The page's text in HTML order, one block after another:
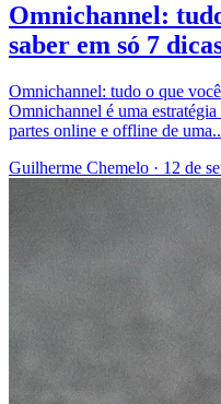
Omnichannel:
saber em só 7
Omnichannel: tudo o que
Omnichannel é uma
partes online e offline de
Guilherme Chemelo · 12 de